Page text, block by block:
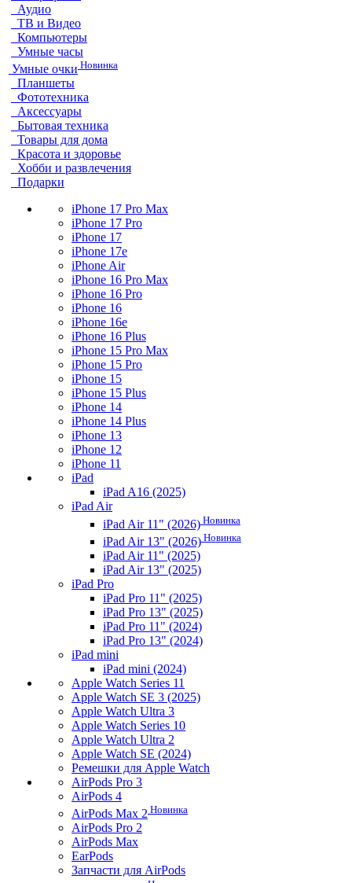
Аудио
ТВ и Видео
Компьютеры
Умные часы
Умные очки Новинка
Планшеты
Фототехника
Аксессуары
Бытовая техника
Товары для дома
Красота и здоровье
Хобби и развлечения
Подарки
iPhone 17 Pro Max
iPhone 17 Pro
iPhone 17
iPhone 17e
iPhone Air
iPhone 16 Pro Max
iPhone 16 Pro
iPhone 16
iPhone 16e
iPhone 16 Plus
iPhone 15 Pro Max
iPhone 15 Pro
iPhone 15
iPhone 15 Plus
iPhone 14
iPhone 14 Plus
iPhone 13
iPhone 12
iPhone 11
iPad
iPad A16 (2025)
iPad Air
iPad Air 11" (2026) Новинка
iPad Air 13" (2026) Новинка
iPad Air 11" (2025)
iPad Air 13" (2025)
iPad Pro
iPad Pro 11" (2025)
iPad Pro 13" (2025)
iPad Pro 11" (2024)
iPad Pro 13" (2024)
iPad mini
iPad mini (2024)
Apple Watch Series 11
Apple Watch SE 3 (2025)
Apple Watch Ultra 3
Apple Watch Series 10
Apple Watch Ultra 2
Apple Watch SE (2024)
Ремешки для Apple Watch
AirPods Pro 3
AirPods 4
AirPods Max 2 Новинка
AirPods Pro 2
AirPods Max
EarPods
Запчасти для AirPods